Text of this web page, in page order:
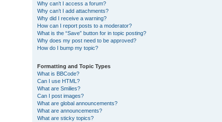
Why can’t I access a forum?
Why can’t I add attachments?
Why did I receive a warning?
How can I report posts to a moderator?
What is the “Save” button for in topic posting?
Why does my post need to be approved?
How do I bump my topic?
Formatting and Topic Types
What is BBCode?
Can I use HTML?
What are Smilies?
Can I post images?
What are global announcements?
What are announcements?
What are sticky topics?